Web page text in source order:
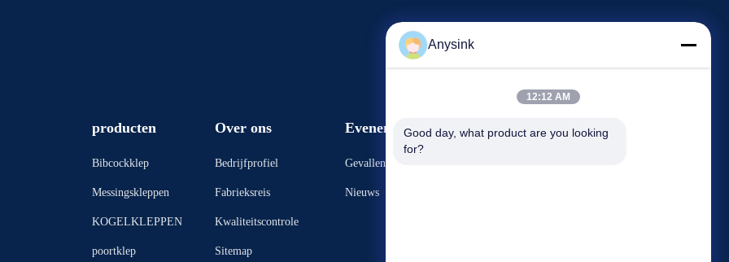
producten
Bibcockklep
Messingskleppen
KOGELKLEPPEN
poortklep
Over ons
Bedrijfprofiel
Fabrieksreis
Kwaliteitscontrole
Sitemap
Evenementen
Gevallen
Nieuws
Verzoek om een Citaat
Anysink
12:12 AM
Good day, what product are you looking
for?